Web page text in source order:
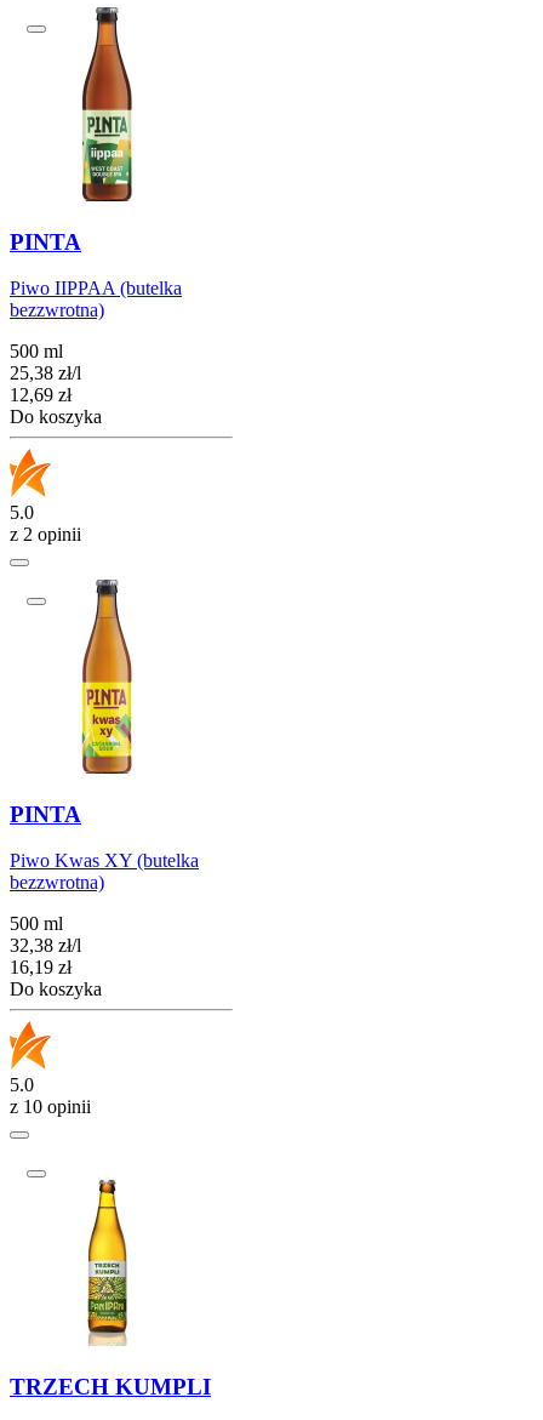
PINTA
Piwo IIPPAA (butelka
bezzwrotna)
500 ml
25,38 zł/l
Cena
12,69 zł
Do koszyka
5.0
z 2 opinii
PINTA
Piwo Kwas XY (butelka
bezzwrotna)
500 ml
32,38 zł/l
Cena
16,19 zł
Do koszyka
5.0
z 10 opinii
TRZECH KUMPLI